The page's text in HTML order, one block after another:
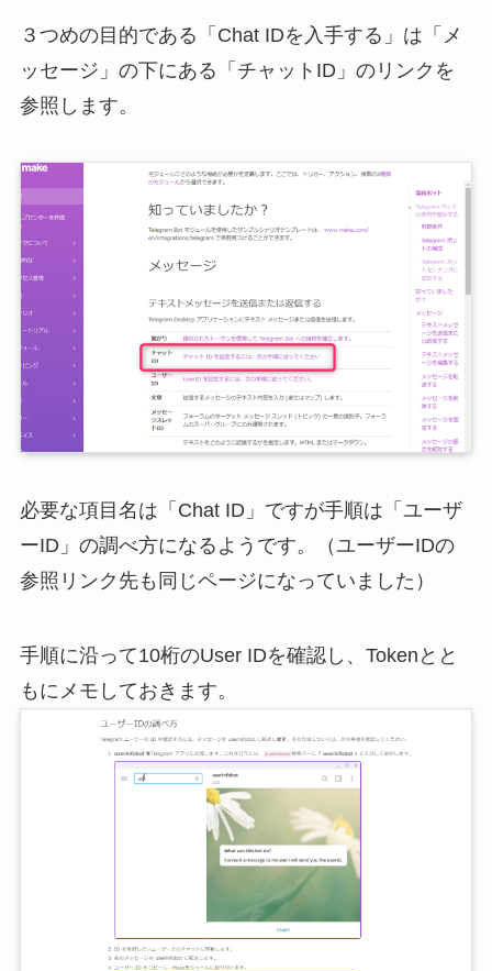
３つめの目的である「Chat IDを入手する」は「メ
ッセージ」の下にある「チャットID」のリンクを
参照します。
必要な項目名は「Chat ID」ですが手順は「ユーザ
ーID」の調べ方になるようです。（ユーザーIDの
参照リンク先も同じページになっていました）
手順に沿って10桁のUser IDを確認し、Tokenとと
もにメモしておきます。